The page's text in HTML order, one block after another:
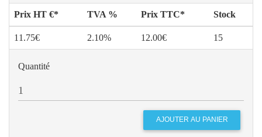
Prix HT €* TVA % Prix TTC* Stock
11.75€ 2.10% 12.00€ 15
Quantité